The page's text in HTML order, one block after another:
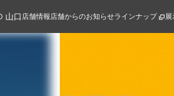
山口店舗情報店舗からのお知らせラインナップ